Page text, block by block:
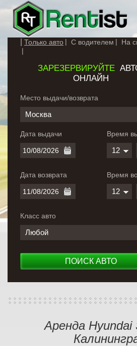
Только авто С водителем На
ЗАРЕЗЕРВИРУЙТЕ
ОНЛАЙН
Место выдачи/возврата
Москва
Дата выдачи
Дата возврата
Время
12
Время
12
Класс авто
Любой
ПОИСК АВТО
Аренда Hyundai